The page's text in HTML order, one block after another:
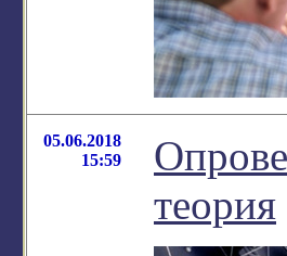
05.06.2018
15:59
теория